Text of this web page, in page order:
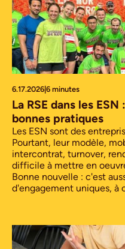
6.17.2026 6 minutes
La RSE dans les
bonnes pratiques
Les ESN sont des
Pourtant, leur modèle,
intercontrat, turnover,
difficile à mettre en
Bonne nouvelle : c'est
d'engagement uniques, à